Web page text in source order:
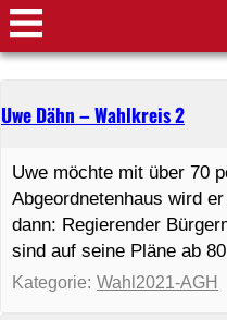
Uwe Dähn – Wahlkreis 2
Uwe möchte mit über 70
Abgeordnetenhaus wird
dann: Regierender
sind auf seine Pläne ab
Kategorie: Wahl2021-AGH